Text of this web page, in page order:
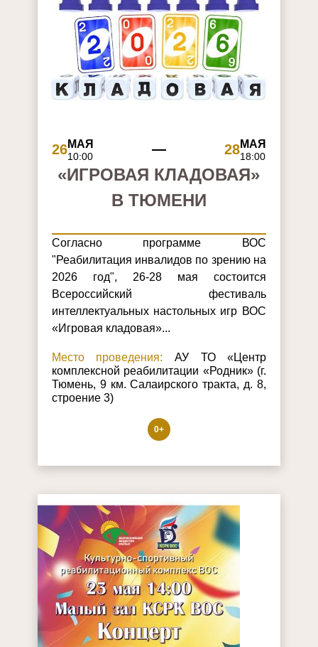
26МАЯ
10:00 28МАЯ
18:00
«ИГРОВАЯ КЛАДОВАЯ»
В ТЮМЕНИ
Согласно программе ВОС
"Реабилитация инвалидов по зрению на
2026 год", 26-28 мая состоится
Всероссийский фестиваль
интеллектуальных настольных игр ВОС
«Игровая кладовая»...
Место проведения: АУ ТО «Центр
комплексной реабилитации «Родник» (г.
Тюмень, 9 км. Салаирского тракта, д. 8,
строение 3)
0+